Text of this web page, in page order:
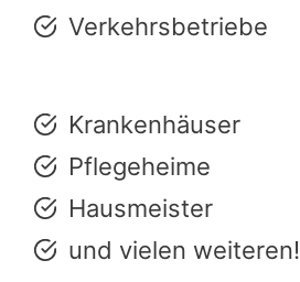
Verkehrsbetriebe
Krankenhäuser
Pflegeheime
Hausmeister
und vielen weiteren!